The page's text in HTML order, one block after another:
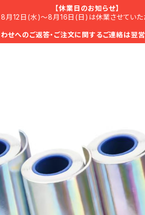
【休業日のお知らせ】
8月12日(水)～8月16日(日)は休業させていた
せへのご返答・ご注文に関するご連絡は翌営